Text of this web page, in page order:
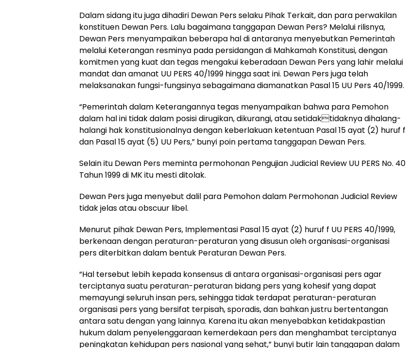
Dalam sidang itu juga dihadiri Dewan Pers selaku Pihak Terkait, dan para perwakilan
konstituen Dewan Pers. Lalu bagaimana tanggapan Dewan Pers? Melalui rilisnya,
Dewan Pers menyampaikan beberapa hal di antaranya menyebutkan Pemerintah
melalui Keterangan resminya pada persidangan di Mahkamah Konstitusi, dengan
komitmen yang kuat dan tegas mengakui keberadaan Dewan Pers yang lahir melalui
mandat dan amanat UU PERS 40/1999 hingga saat ini. Dewan Pers juga telah
melaksanakan fungsi-fungsinya sebagaimana diamanatkan Pasal 15 UU Pers 40/1999.
“Pemerintah dalam Keterangannya tegas menyampaikan bahwa para Pemohon
dalam hal ini tidak dalam posisi dirugikan, dikurangi, atau setidaktidaknya dihalang-
halangi hak konstitusionalnya dengan keberlakuan ketentuan Pasal 15 ayat (2) huruf f
dan Pasal 15 ayat (5) UU Pers,” bunyi poin pertama tanggapan Dewan Pers.
Selain itu Dewan Pers meminta permohonan Pengujian Judicial Review UU PERS No. 40
Tahun 1999 di MK itu mesti ditolak.
Dewan Pers juga menyebut dalil para Pemohon dalam Permohonan Judicial Review
tidak jelas atau obscuur libel.
Menurut pihak Dewan Pers, Implementasi Pasal 15 ayat (2) huruf f UU PERS 40/1999,
berkenaan dengan peraturan-peraturan yang disusun oleh organisasi-organisasi
pers diterbitkan dalam bentuk Peraturan Dewan Pers.
“Hal tersebut lebih kepada konsensus di antara organisasi-organisasi pers agar
terciptanya suatu peraturan-peraturan bidang pers yang kohesif yang dapat
memayungi seluruh insan pers, sehingga tidak terdapat peraturan-peraturan
organisasi pers yang bersifat terpisah, sporadis, dan bahkan justru bertentangan
antara satu dengan yang lainnya. Karena itu akan menyebabkan ketidakpastian
hukum dalam penyelenggaraan kemerdekaan pers dan menghambat terciptanya
peningkatan kehidupan pers nasional yang sehat,” bunyi butir lain tanggapan dalam